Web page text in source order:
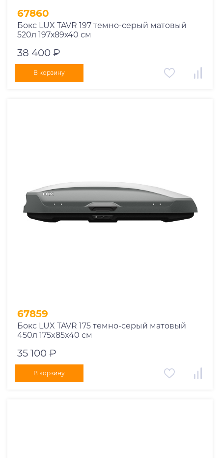
67860
Бокс LUX TAVR 197 темно-серый матовый
520л 197х89х40 см
38 400 ₽
В корзину
67859
Бокс LUX TAVR 175 темно-серый матовый
450л 175x85x40 см
35 100 ₽
В корзину